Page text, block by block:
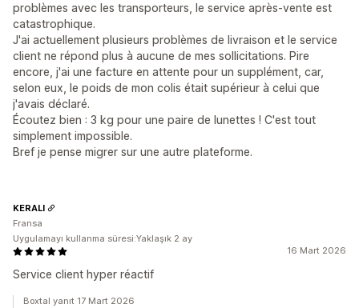
problèmes avec les transporteurs, le service après-vente est
catastrophique.
J'ai actuellement plusieurs problèmes de livraison et le service
client ne répond plus à aucune de mes sollicitations. Pire
encore, j'ai une facture en attente pour un supplément, car,
selon eux, le poids de mon colis était supérieur à celui que
j'avais déclaré.
Écoutez bien : 3 kg pour une paire de lunettes ! C'est tout
simplement impossible.
Bref je pense migrer sur une autre plateforme.
16 Mart 2026
Service client hyper réactif
KERALI
Fransa
Uygulamayı kullanma süresi:Yaklaşık 2 ay
Boxtal yanıt 17 Mart 2026